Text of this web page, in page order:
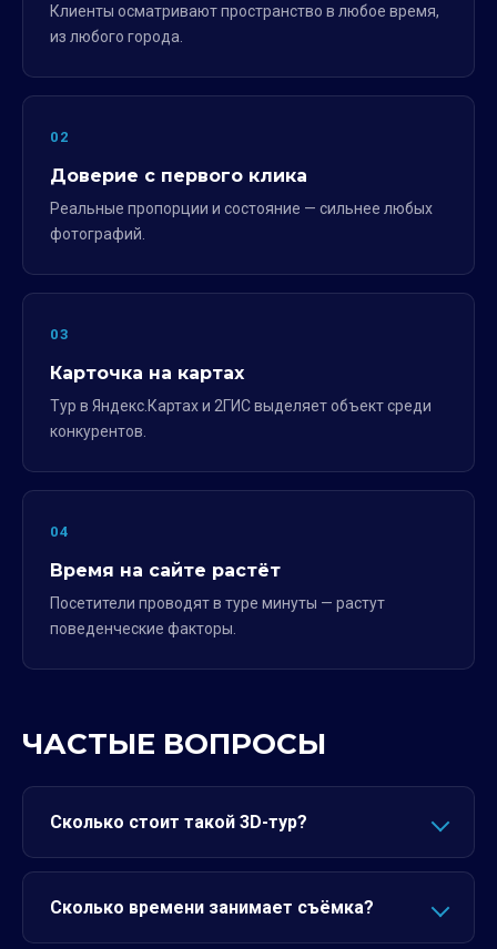
Клиенты осматривают пространство в любое время,
из любого города.
02
Доверие с первого клика
Реальные пропорции и состояние — сильнее любых
фотографий.
03
Карточка на картах
Тур в Яндекс.Картах и 2ГИС выделяет объект среди
конкурентов.
04
Время на сайте растёт
Посетители проводят в туре минуты — растут
поведенческие факторы.
ЧАСТЫЕ ВОПРОСЫ
Сколько стоит такой 3D-тур?
Сколько времени занимает съёмка?